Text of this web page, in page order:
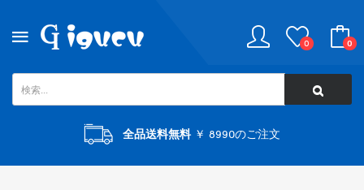
0 0
全品送料無料￥ 8990のご注文